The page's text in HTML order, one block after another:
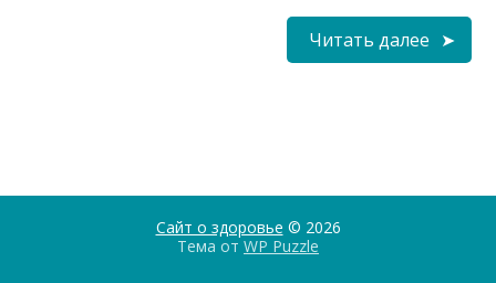
Читать далее
Сайт о здоровье © 2026
Тема от WP Puzzle